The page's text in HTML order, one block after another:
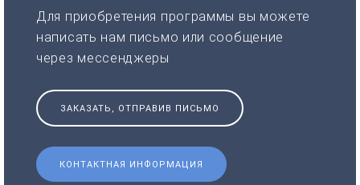
Для приобретения программы вы можете
написать нам письмо или сообщение
через мессенджеры
ЗАКАЗАТЬ, ОТПРАВИВ ПИСЬМО
КОНТАКТНАЯ ИНФОРМАЦИЯ